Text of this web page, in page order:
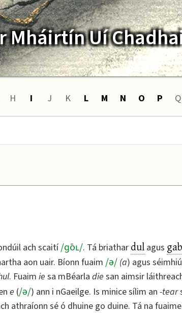
MháirtínUí
H I J K L M N O P Q
ach scaití/ɡōʟ/. Tá briathar dul agus
aon uair. Bíonn fuaim/ə/ (a) agus
. Fuaim ie sa mBéarla die san aimsir
e (/ə/) ann i nGaeilge. Is minice sílim an -tear
athraíonn sé ó dhuine go duine. Tá na